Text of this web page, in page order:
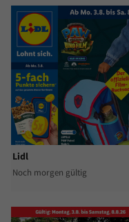
Lidl
Noch morgen gültig